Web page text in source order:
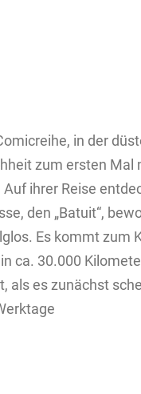
in der
zum ersten Mal
ihrer Reise
den „Batuit“,
Es kommt zum
ca. 30.000
als es zunächst